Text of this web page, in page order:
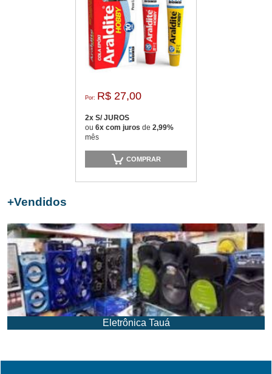
Por: R$ 27,00
2x S/ JUROS
ou 6x com juros de 2,99%
mês
COMPRAR
+Vendidos
Eletrônica Tauá